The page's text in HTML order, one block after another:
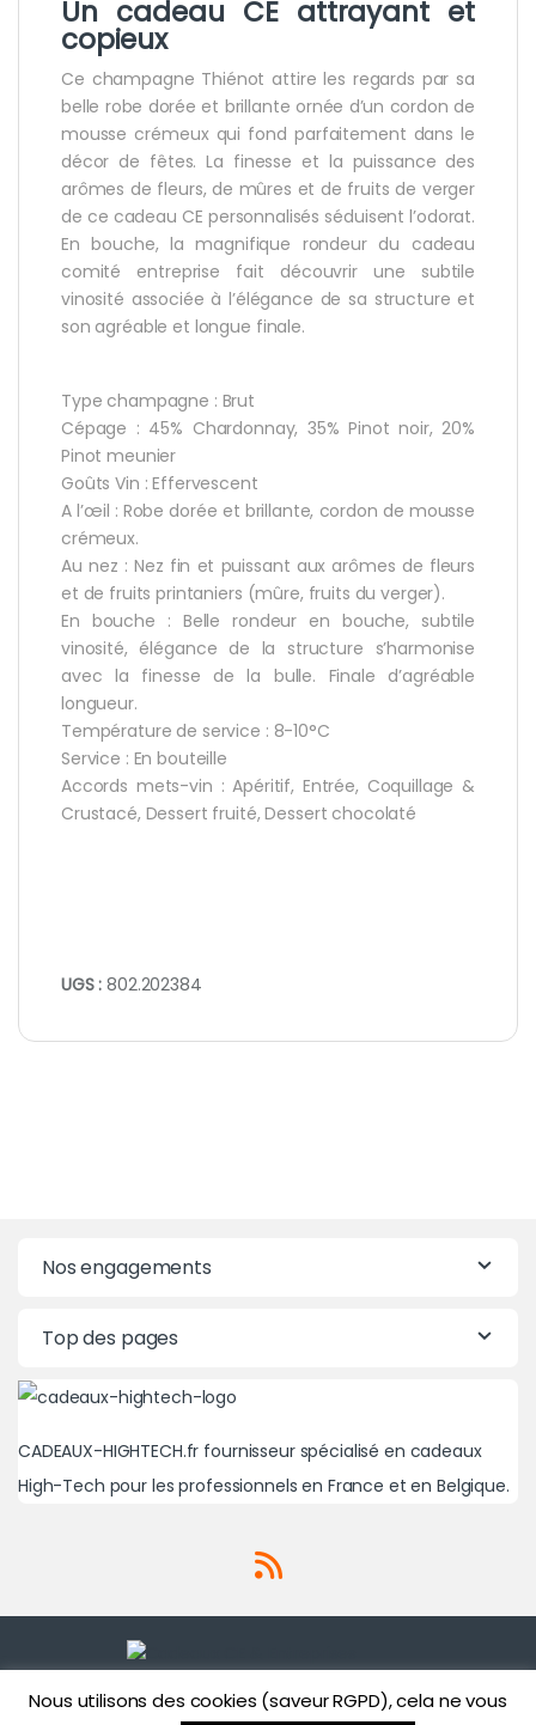
Un cadeau CE attrayant et
copieux
Ce champagne Thiénot attire les regards par sa
belle robe dorée et brillante ornée d’un cordon de
mousse crémeux qui fond parfaitement dans le
décor de fêtes. La finesse et la puissance des
arômes de fleurs, de mûres et de fruits de verger
de ce cadeau CE personnalisés séduisent l’odorat.
En bouche, la magnifique rondeur du cadeau
comité entreprise fait découvrir une subtile
vinosité associée à l’élégance de sa structure et
son agréable et longue finale.
Type champagne : Brut
Cépage : 45% Chardonnay, 35% Pinot noir, 20%
Pinot meunier
Goûts Vin : Effervescent
A l’œil : Robe dorée et brillante, cordon de mousse
crémeux.
Au nez : Nez fin et puissant aux arômes de fleurs
et de fruits printaniers (mûre, fruits du verger).
En bouche : Belle rondeur en bouche, subtile
vinosité, élégance de la structure s’harmonise
avec la finesse de la bulle. Finale d’agréable
longueur.
Température de service : 8-10°C
Service : En bouteille
Accords mets-vin : Apéritif, Entrée, Coquillage &
Crustacé, Dessert fruité, Dessert chocolaté
UGS :802.202384
Nos engagements
Top des pages
CADEAUX-HIGHTECH.fr fournisseur spécialisé en cadeaux
High-Tech pour les professionnels en France et en Belgique.
Une question? Un besoin?
Nous utilisons des cookies (saveur RGPD), cela ne vous